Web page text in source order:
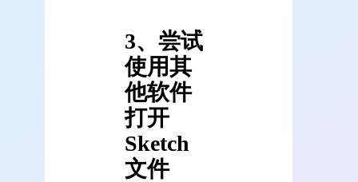
3、尝试
使用其
他软件
打开
Sketch
文件